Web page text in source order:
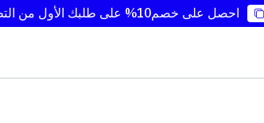
احصل على خصم10% على طلبك الأول من التطبيق.